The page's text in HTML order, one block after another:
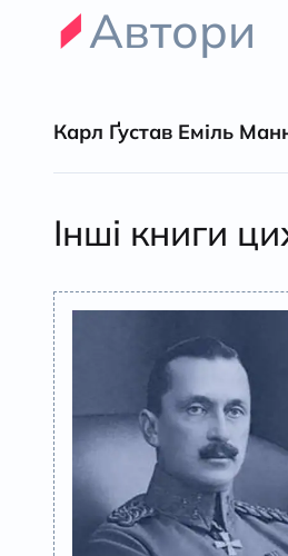
Автори
Карл Ґустав Еміль
Інші книги